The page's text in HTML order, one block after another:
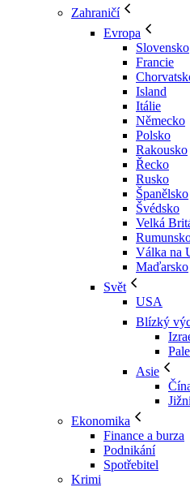
Zahraničí
Evropa
Slovensko
Francie
Island
Itálie
Německo
Polsko
Rakousko
Řecko
Rusko
Španělsko
Švédsko
Velká
Válka na
Maďarsko
Svět
USA
Blízký
Asie
Ekonomika
Finance a burza
Podnikání
Spotřebitel
Krimi